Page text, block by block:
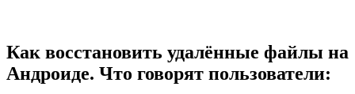
Как восстановить удалённые файлы на
Андроиде. Что говорят пользователи: